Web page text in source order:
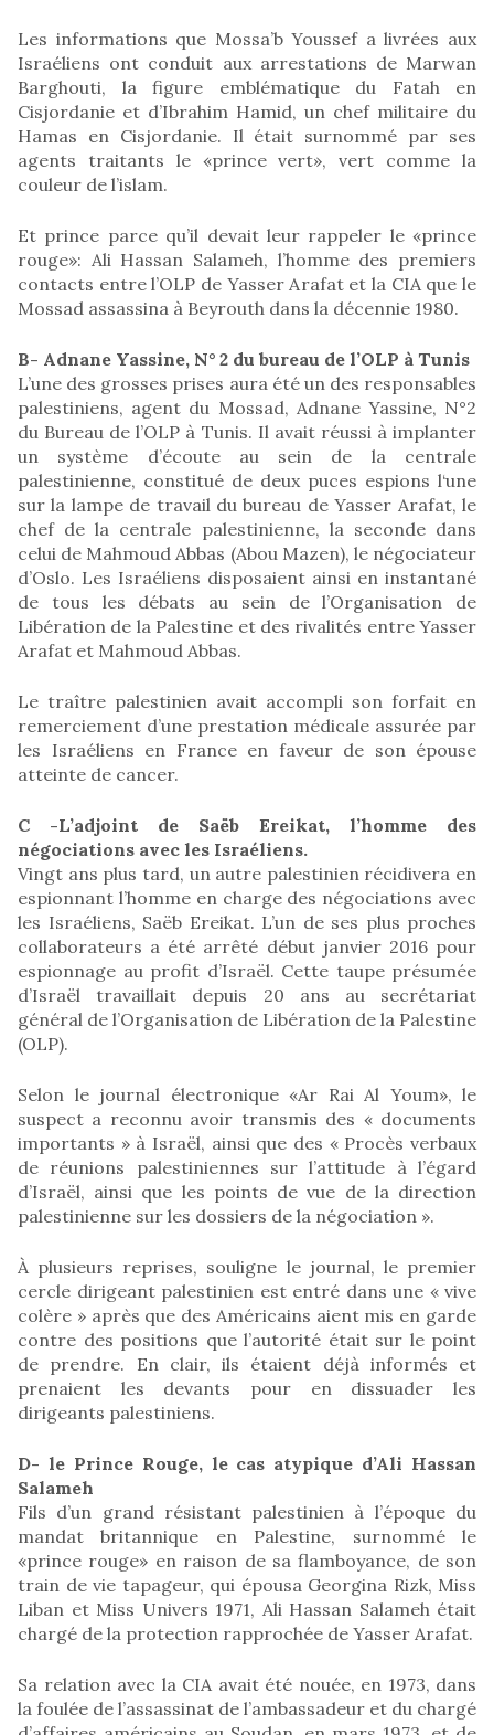
Les informations que Mossa’b Youssef a livrées aux
Israéliens ont conduit aux arrestations de Marwan
Barghouti, la figure emblématique du Fatah en
Cisjordanie et d’Ibrahim Hamid, un chef militaire du
Hamas en Cisjordanie. Il était surnommé par ses
agents traitants le «prince vert», vert comme la
couleur de l’islam.
Et prince parce qu’il devait leur rappeler le «prince
rouge»: Ali Hassan Salameh, l’homme des premiers
contacts entre l’OLP de Yasser Arafat et la CIA que le
Mossad assassina à Beyrouth dans la décennie 1980.
B- Adnane Yassine, N° 2 du bureau de l’OLP à Tunis
L’une des grosses prises aura été un des responsables
palestiniens, agent du Mossad, Adnane Yassine, N°2
du Bureau de l’OLP à Tunis. Il avait réussi à implanter
un système d’écoute au sein de la centrale
palestinienne, constitué de deux puces espions l‘une
sur la lampe de travail du bureau de Yasser Arafat, le
chef de la centrale palestinienne, la seconde dans
celui de Mahmoud Abbas (Abou Mazen), le négociateur
d’Oslo. Les Israéliens disposaient ainsi en instantané
de tous les débats au sein de l’Organisation de
Libération de la Palestine et des rivalités entre Yasser
Arafat et Mahmoud Abbas.
Le traître palestinien avait accompli son forfait en
remerciement d’une prestation médicale assurée par
les Israéliens en France en faveur de son épouse
atteinte de cancer.
C -L’adjoint de Saëb Ereikat, l’homme des
négociations avec les Israéliens.
Vingt ans plus tard, un autre palestinien récidivera en
espionnant l’homme en charge des négociations avec
les Israéliens, Saëb Ereikat. L’un de ses plus proches
collaborateurs a été arrêté début janvier 2016 pour
espionnage au profit d’Israël. Cette taupe présumée
d’Israël travaillait depuis 20 ans au secrétariat
général de l’Organisation de Libération de la Palestine
(OLP).
Selon le journal électronique «Ar Rai Al Youm», le
suspect a reconnu avoir transmis des « documents
importants » à Israël, ainsi que des « Procès verbaux
de réunions palestiniennes sur l’attitude à l’égard
d’Israël, ainsi que les points de vue de la direction
palestinienne sur les dossiers de la négociation ».
À plusieurs reprises, souligne le journal, le premier
cercle dirigeant palestinien est entré dans une « vive
colère » après que des Américains aient mis en garde
contre des positions que l’autorité était sur le point
de prendre. En clair, ils étaient déjà informés et
prenaient les devants pour en dissuader les
dirigeants palestiniens.
D- le Prince Rouge, le cas atypique d’Ali Hassan
Salameh
Fils d’un grand résistant palestinien à l’époque du
mandat britannique en Palestine, surnommé le
«prince rouge» en raison de sa flamboyance, de son
train de vie tapageur, qui épousa Georgina Rizk, Miss
Liban et Miss Univers 1971, Ali Hassan Salameh était
chargé de la protection rapprochée de Yasser Arafat.
Sa relation avec la CIA avait été nouée, en 1973, dans
la foulée de l’assassinat de l’ambassadeur et du chargé